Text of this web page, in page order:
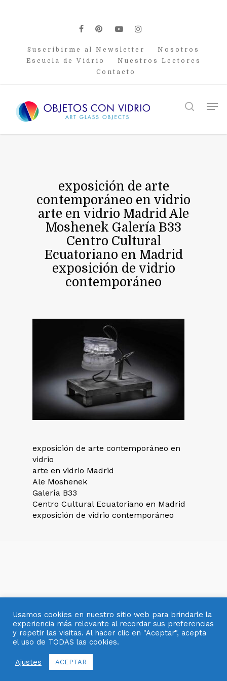
facebook
pinterest
youtubeinstagram
Suscribirme al Newsletter
Nosotros
Escuela de Vidrio
Nuestros Lectores
Contacto
search
exposición de arte
contemporáneo en vidrio
arte en vidrio Madrid Ale
Moshenek Galería B33
Centro Cultural
Ecuatoriano en Madrid
exposición de vidrio
contemporáneo
exposición de arte contemporáneo en
vidrio
arte en vidrio Madrid
Ale Moshenek
Galería B33
Centro Cultural Ecuatoriano en Madrid
exposición de vidrio contemporáneo
© 2007- 2025 OBJETOS CON VIDRIO
facebookpinterest
Usamos cookies en nuestro sitio web para brindarle la
experiencia más relevante al recordar sus preferencias
y repetir las visitas. Al hacer clic en "Aceptar", acepta
el uso de TODAS las cookies.
Ajustes ACEPTAR